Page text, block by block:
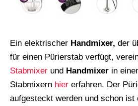
Ein elektrischer Handmixer, der
für einen Pürierstab verfügt,
Stabmixer und Handmixer in
Stabmixern hier erfahren. Der
aufgesteckt werden und schon ist